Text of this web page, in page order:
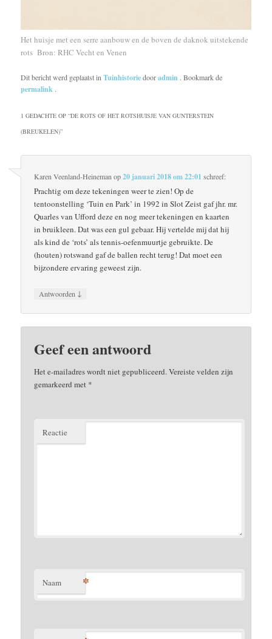
Het huisje met een serre aanbouw en de boven de daknok uitstekende
rots Bron: RHC Vecht en Venen
Dit bericht werd geplaatst inTuinhistoriedooradmin . Bookmark de
permalink .
1 GEDACHTE OP “DE ROTS OF HET ROTSHUISJE VAN GUNTERSTEIN
(BREUKELEN)”
Karen Veenland-Heinemanop20 januari 2018 om 22:01 schreef:
Prachtig om deze tekeningen weer te zien! Op de
tentoonstelling ‘Tuin en Park’ in 1992 in Slot Zeist gaf jhr. mr.
Quarles van Ufford deze en nog meer tekeningen en kaarten
in bruikleen. Dat was een gul gebaar. Hij vertelde mij dat hij
als kind de ‘rots’ als tennis-oefenmuurtje gebruikte. De
(houten) rotswand gaf de ballen recht terug! Dat moet een
bijzondere ervaring geweest zijn.
Antwoorden ↓
Geef een antwoord
Het e-mailadres wordt niet gepubliceerd.Vereiste velden zijn
gemarkeerd met *
Reactie
Naam *